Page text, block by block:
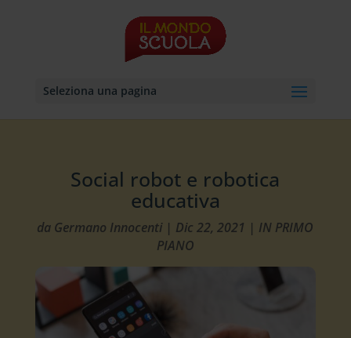
Seleziona una pagina
Social robot e robotica
educativa
da Germano Innocenti | Dic 22, 2021 | IN PRIMO
PIANO